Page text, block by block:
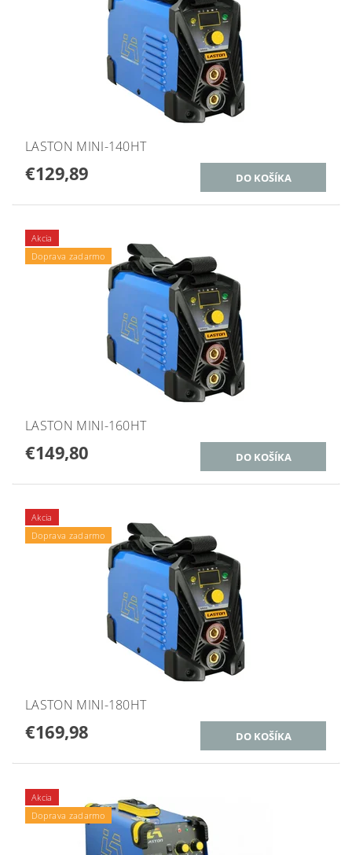
LASTON MINI-140HT
€129,89
Akcia
Doprava zadarmo
LASTON MINI-160HT
€149,80
Akcia
Doprava zadarmo
LASTON MINI-180HT
€169,98
Akcia
Doprava zadarmo